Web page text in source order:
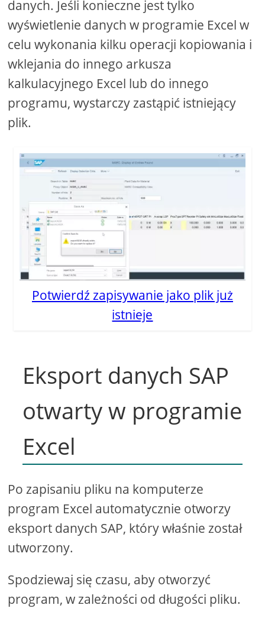
danych. Jeśli konieczne jest tylko
wyświetlenie danych w programie Excel w
celu wykonania kilku operacji kopiowania i
wklejania do innego arkusza
kalkulacyjnego Excel lub do innego
programu, wystarczy zastąpić istniejący
plik.
Potwierdź zapisywanie jako plik już
istnieje
Eksport danych SAP
otwarty w programie
Excel
Po zapisaniu pliku na komputerze
program Excel automatycznie otworzy
eksport danych SAP, który właśnie został
utworzony.
Spodziewaj się czasu, aby otworzyć
program, w zależności od długości pliku.